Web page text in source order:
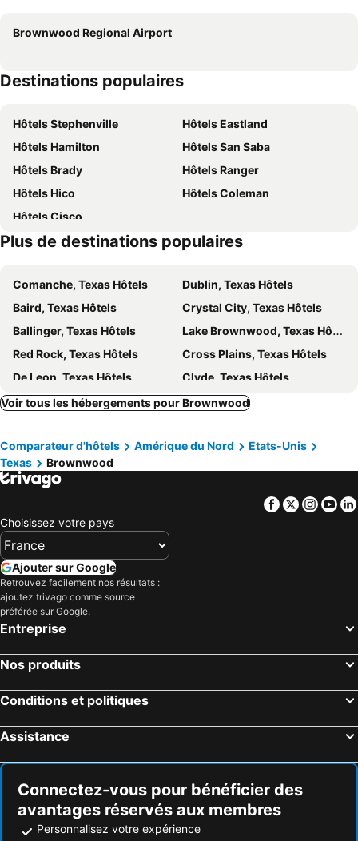
Brownwood Regional Airport
Destinations populaires
Hôtels Stephenville
Hôtels Eastland
Hôtels Hamilton
Hôtels San Saba
Hôtels Brady
Hôtels Ranger
Hôtels Hico
Hôtels Coleman
Hôtels Cisco
Plus de destinations populaires
Comanche, Texas Hôtels
Dublin, Texas Hôtels
Baird, Texas Hôtels
Crystal City, Texas Hôtels
Ballinger, Texas Hôtels
Lake Brownwood, Texas Hôtels
Red Rock, Texas Hôtels
Cross Plains, Texas Hôtels
De Leon, Texas Hôtels
Clyde, Texas Hôtels
Rhome, Texas Hôtels
McLean, Texas Hôtels
Larue, Texas Hôtels
Hebbronville, Texas Hôtels
Friona, Texas Hôtels
Yorktown, Texas Hôtels
Berclair, Texas Hôtels
Abilene, Texas Hôtels
San Angelo, Texas Hôtels
Cisco, Texas Hôtels
Myrtle Beach, Caroline du Sud Hôtels
Orlando, Floride Hôtels
New York, New York Hôtels
Miami, Floride Hôtels
Honolulu, Hawaii Hôtels
Voir tous les hébergements pour Brownwood
Comparateur d'hôtels Amérique du Nord
Etats-Unis
Texas
Brownwood
Facebook
Twitter
Choisissez votre pays
Ajouter sur Google
Retrouvez facilement nos résultats :
ajoutez trivago comme source
préférée sur Google.
Entreprise
Nos produits
Conditions et politiques
Assistance
Connectez-vous pour bénéficier des
avantages réservés aux membres
Personnalisez votre expérience